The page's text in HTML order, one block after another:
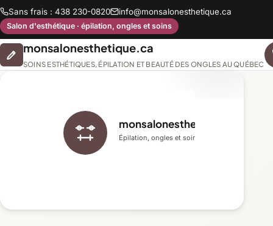
Sans frais : 438 230-0820 info@monsalonesthetique.ca
Salon d'esthétique · épilation, ongles et soins
monsalonesthetique.ca
SOINS ESTHÉTIQUES, ÉPILATION ET BEAUTÉ DES ONGLES AU QUÉBEC
monsalonesthetique.ca
Épilation, ongles et soins du visage